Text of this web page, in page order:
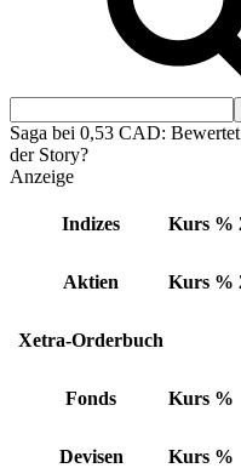
Saga bei 0,53 CAD:
der Story?
Anzeige
Indizes Kurs %
Aktien Kurs %
Xetra-Orderbuch
Fonds Kurs %
Devisen Kurs %